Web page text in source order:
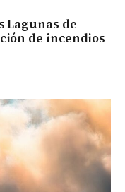
Lagunas de
de incendios